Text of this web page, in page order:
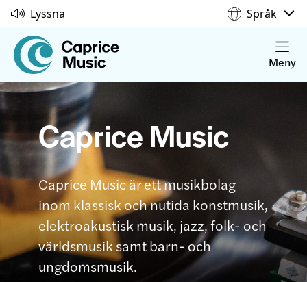
Lyssna Språk
Meny
Caprice Music
Caprice Music är ett musikbolag
inom klassisk och nutida konstmusik,
elektroakustisk musik, jazz, folk- och
världsmusik samt barn- och
ungdomsmusik.